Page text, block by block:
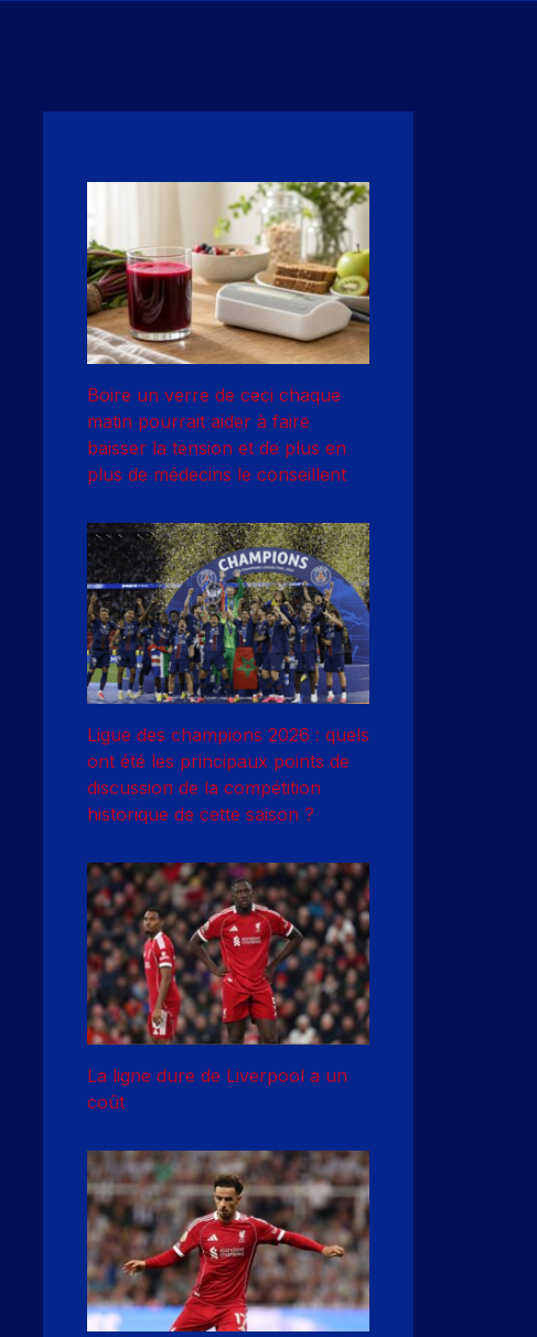
Boire un verre de ceci chaque
matin pourrait aider à faire
baisser la tension et de plus en
plus de médecins le conseillent
Ligue des champions 2026 : quels
ont été les principaux points de
discussion de la compétition
historique de cette saison ?
La ligne dure de Liverpool a un
coût